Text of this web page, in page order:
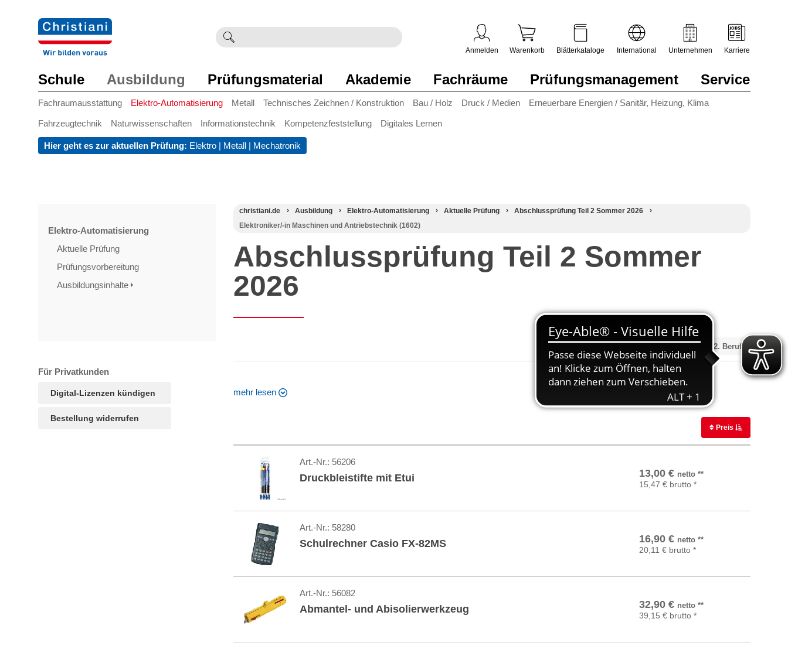
eingeben
Schule Ausbildung
Fachraumausstattung Elektro-Automatisierung Metall Technisches Zeichnen / Konstruktion Bau / Holz Druck / Medien Erneuerbare Energien / Sanitär, Heizung, Klima
Fahrzeugtechnik Naturwissenschaften Informationstechnik Kompetenzfeststellung Digitales Lernen
Prüfungsmaterial Akademie Fachräume Prüfungsmanagement Service
Hier geht es zur aktuellen Prüfung: Elektro | Metall | Mechatronik
Anmelden Warenkorb Blätterkataloge International Unternehmen Karriere
Elektro-Automatisierung
Aktuelle Prüfung
Prüfungsvorbereitung
Ausbildungsinhalte
Für Privatkunden
Digital-Lizenzen kündigen
Bestellung widerrufen
christiani.de Ausbildung Elektro-Automatisierung Aktuelle Prüfung
Abschlussprüfung Teil 2 Sommer 2026
Elektroniker/-in Maschinen und Antriebstechnik (1602)
Abschlussprüfung Teil 2 Sommer
2026
2. Beruf
mehr lesen
Preis
Art.-Nr.: 56206
Druckbleistifte mit Etui 13,00 € netto**
15,47 € brutto *
In den Warenkorb
Art.-Nr.: 58280
Schulrechner Casio FX-82MS 16,90 € netto**
20,11 € brutto *
In den Warenkorb
Art.-Nr.: 56082
Abmantel- und Abisolierwerkzeug 32,90 € netto**
39,15 € brutto *
In den Warenkorb